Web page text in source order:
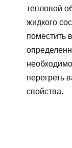
тепловой
жидкого
поместить
перегреть
свойства.